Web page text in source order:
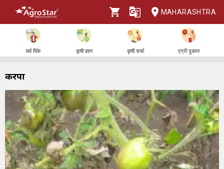
MAHARASHTRA
सर्व पिके कृषी ज्ञान कृषी चर्चा एग्री दुकान
करपा